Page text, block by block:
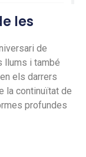
les
de
llums i també
els darrers
la continuïtat de
profundes